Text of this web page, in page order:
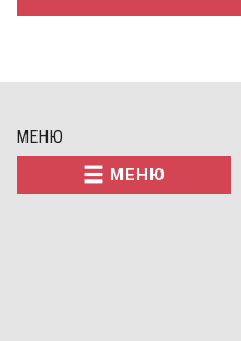
МЕНЮ
МЕНЮ